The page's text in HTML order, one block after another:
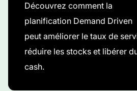
Découvrez comment la
planification Demand Driven
peut améliorer le taux de
réduire les stocks et libérer
cash.